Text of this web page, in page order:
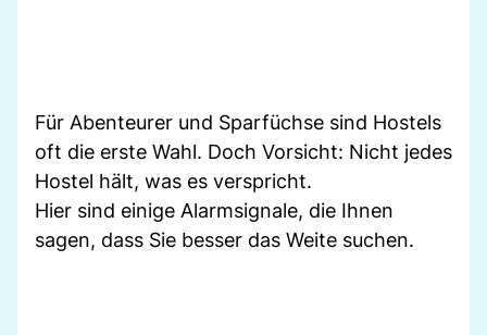
Für Abenteurer und Sparfüchse sind Hostels
oft die erste Wahl. Doch Vorsicht: Nicht jedes
Hostel hält, was es verspricht.
Hier sind einige Alarmsignale, die Ihnen
sagen, dass Sie besser das Weite suchen.